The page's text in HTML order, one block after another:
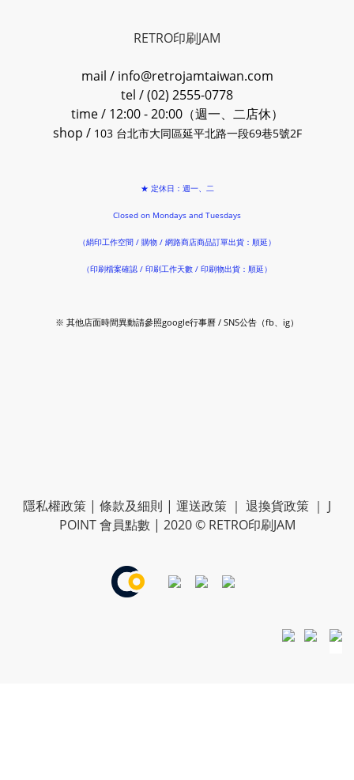
RETRO印刷JAM
mail / info@retrojamtaiwan.com
tel / (02) 2555-0778
time / 12:00 - 20:00（週一、二店休）
shop / 103 台北市大同區延平北路一段69巷5號2F
★ 定休日：週一、二
Closed on Mondays and Tuesdays
（絹印工作空間 / 購物 / 網路商店商品訂單出貨：順延）
（印刷檔案確認 / 印刷工作天數 / 印刷物出貨：順延）
※ 其他店面時間異動請參照google行事曆 / SNS公告（fb、ig）
隱私權政策 | 條款及細則 | 運送政策 ｜ 退換貨政策 ｜ J
POINT 會員點數 | 2020 © RETRO印刷JAM